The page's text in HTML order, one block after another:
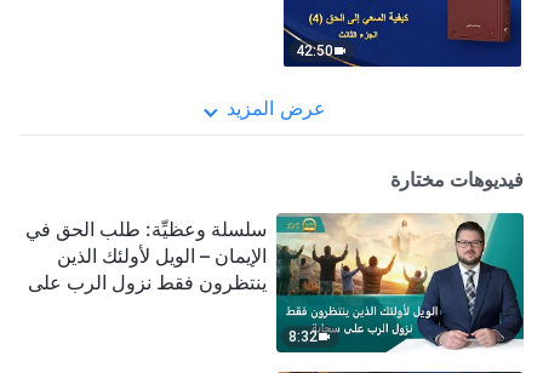
42:50
عرض المزيد
فيديوهات مختارة
8:32
سلسلة وعظيِّة: طلب الحق في
الإيمان – الويل لأولئك الذين
ينتظرون فقط نزول الرب على